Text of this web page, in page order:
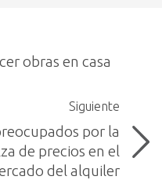
obras en casa
Siguiente
por la
de precios en el
del alquiler